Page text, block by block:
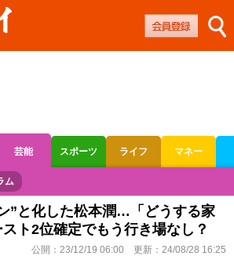
芸能 スポーツ ライフ マネー
オートレース
ム
”と化した松本潤…「どうする家
ト2位確定でもう行き場なし？
公開： 23/12/19 06:00 更新： 24/08/28 16:25